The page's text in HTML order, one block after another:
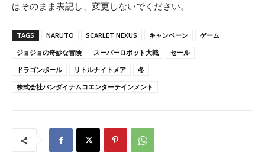
はそのまま表記し、変更しないでください。
TAGS NARUTO SCARLET NEXUS キャンペーン
ゲーム
ジョジョの奇妙な冒険
スーパーロボット大戦
セール
ドラゴンボール
リトルナイトメア
冬
株式会社バンダイナムコエンターテインメント